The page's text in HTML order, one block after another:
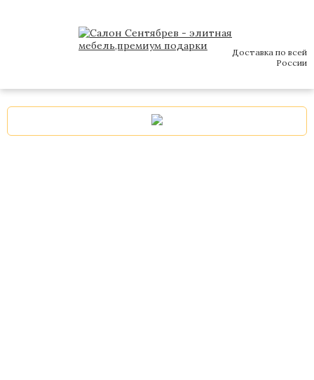
Доставка по всей
России